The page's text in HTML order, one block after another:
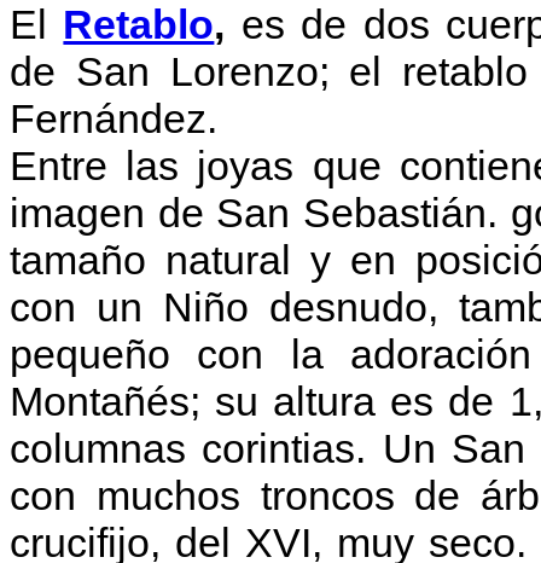
El Retablo, es de dos
de San Lorenzo; el
Fernández.
Entre las joyas que
imagen de San Sebastián.
tamaño natural y en
con un Niño desnudo,
pequeño con la
Montañés; su altura es de
columnas corintias. Un
con muchos troncos de
crucifijo, del XVI, muy